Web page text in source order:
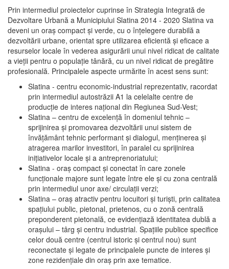
Prin intermediul proiectelor cuprinse în Strategia Integrată de
Dezvoltare Urbană a Municipiului Slatina 2014 - 2020 Slatina va
deveni un oraş compact şi verde, cu o înţelegere durabilă a
dezvoltării urbane, orientat spre utilizarea eficientă şi eficace a
resurselor locale în vederea asigurării unui nivel ridicat de calitate
a vieţii pentru o populaţie tânără, cu un nivel ridicat de pregătire
profesională. Principalele aspecte urmărite în acest sens sunt:
Slatina - centru economic-industrial reprezentativ, racordat
prin intermediul autostrăzii A1 la celelalte centre de
producţie de interes naţional din Regiunea Sud-Vest;
Slatina – centru de excelenţă în domeniul tehnic –
sprijinirea şi promovarea dezvoltării unui sistem de
învăţământ tehnic performant şi dialogul, menţinerea şi
atragerea marilor investitori, în paralel cu sprijinirea
iniţiativelor locale şi a antreprenoriatului;
Slatina - oraş compact şi conectat în care zonele
funcţionale majore sunt legate între ele şi cu zona centrală
prin intermediul unor axe/ circulații verzi;
Slatina – oraş atractiv pentru locuitori şi turişti, prin calitatea
spaţiului public, pietonal, prietenos, cu o zonă centrală
preponderent pietonală, ce evidenţiază identitatea dublă a
oraşului – târg şi centru industrial. Spaţiile publice specifice
celor două centre (centrul istoric şi centrul nou) sunt
reconectate şi legate de principalele puncte de interes şi
zone rezidenţiale din oraş prin axe tematice.